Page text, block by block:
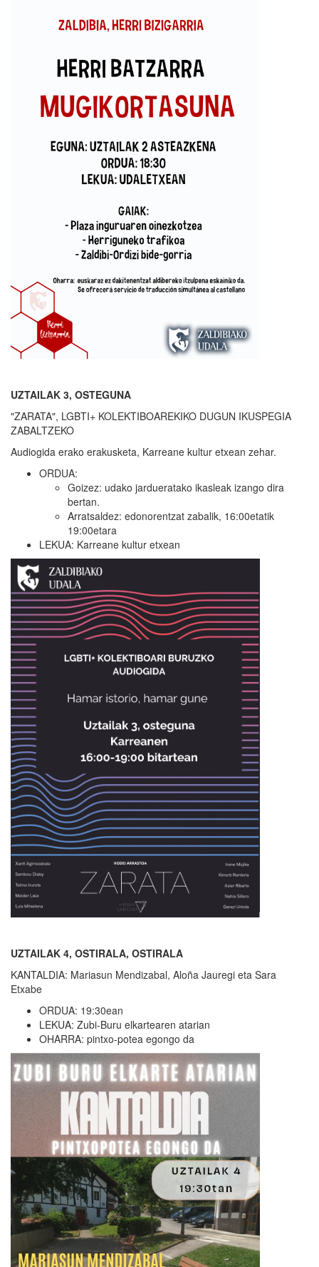
UZTAILAK 3, OSTEGUNA
"ZARATA", LGBTI+ KOLEKTIBOAREKIKO DUGUN IKUSPEGIA
ZABALTZEKO
Audiogida erako erakusketa, Karreane kultur etxean zehar.
ORDUA:
Goizez: udako jardueratako ikasleak izango dira
bertan.
Arratsaldez: edonorentzat zabalik, 16:00etatik
19:00etara
LEKUA: Karreane kultur etxean
UZTAILAK 4, OSTIRALA, OSTIRALA
KANTALDIA: Mariasun Mendizabal, Aloña Jauregi eta Sara
Etxabe
ORDUA: 19:30ean
LEKUA: Zubi-Buru elkartearen atarian
OHARRA: pintxo-potea egongo da